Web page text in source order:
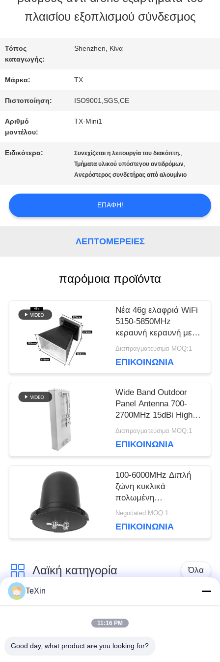
ΠΟΙΟΤΙΚΌΣ
ΈΛΕΓΧΟΣ
ΜΑΣ
ΕΛΆΤΕ
ΣΕ
ΕΠΑΦΉ
ΕΙΔΉΣΕΙΣ
ΖΗΤΉΣΤΕ
ΈΝΑ
ΑΠΌΣΠΑΣΜΑ
SITEMAP
PRIVACY
POLICY
πλαισίου εξοπλισμού σύνδεσμος
Τόπος
καταγωγής:
Shenzhen, Κίνα
Μάρκα: TX
Πιστοποίηση: ISO9001,SGS,CE
Αριθμό
μοντέλου:
TX-Mini1
Ειδικότερα: Συνεχίζεται η λειτουργία του διακόπτη.,
Τμήματα υλικού υπόστεγου αντιδρόμων,
Ανερόστερος συνδετήρας από αλουμίνιο
ΕΠΑΦΉ!
ΛΕΠΤΟΜΈΡΕΙΕΣ
παρόμοια προϊόντα
Νέα 46g ελαφριά WiFi
5150-5850MHz
κεραυνή κεραυνή με
ματ μαύρη σκόνη
φινίρισμα
Διαπραγματεύσιμα MOQ:1
ΕΠΙΚΟΙΝΩΝΊΑ
Wide Band Outdoor
Panel Antenna 700-
2700MHz 15dBi High
Gain 50Ω 100W
Cellular Network Signal
Διαπραγματεύσιμα MOQ:1
ΕΠΙΚΟΙΝΩΝΊΑ
100-6000MHz Διπλή
ζώνη κυκλικά
πολωμένη
πανδιάστατη κεραία,
νερό κεραία
drones & αντιμέτρα
Negotiated MOQ:1
ΕΠΙΚΟΙΝΩΝΊΑ
Λαϊκή κατηγορία Όλα
Μονάδα παρεμβολής
με μη επανδρωμένο
TeXin
11:16 PM
Good day, what product are you looking for?